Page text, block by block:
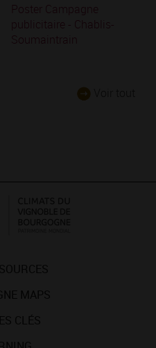
Poster Campagne
publicitaire - Chablis-
Soumaintrain